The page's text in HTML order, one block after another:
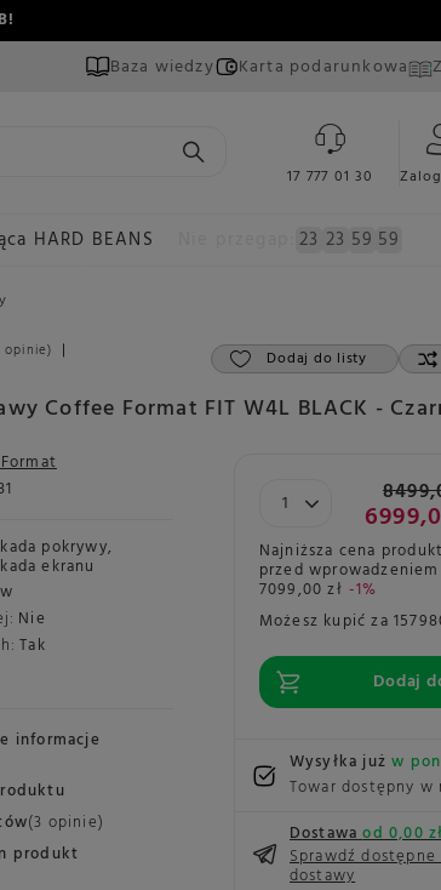
Baza wiedzy Karta podarunkowa
17 777 01 30
HARD BEANS 23 23 59 57
Coffee Format FIT W4L BLACK -
opinie)
Dodaj do listy
pokrywy,
ekranu
Nie
Tak
informacje
(3 opinie)
produkt
Najniższa cena
przed
7099,00 zł -1%
Możesz kupić za
Dodaj
Wysyłka jużw
Towar dostępny w
Dostawaod 0,00
Sprawdź
dostawy